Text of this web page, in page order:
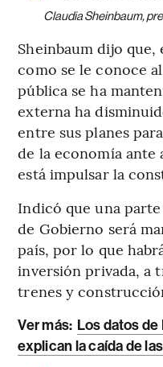
Claudia Sheinbaum,
Sheinbaum dijo
como se le conoce
pública se ha
externa ha
entre sus planes
de la economía ante
está impulsar la
Indicó que una
de Gobierno será
país, por lo que
inversión privada, a
trenes y
Ver más: Los datos de
explican la caída de